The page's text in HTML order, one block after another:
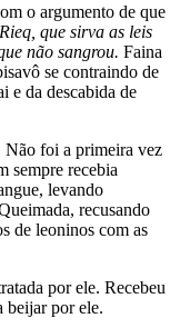
o argumento de que
que sirva as leis
não sangrou. Faina
se contraindo de
e da descabida de
Não foi a primeira vez
sempre recebia
levando
recusando
de leoninos com as
por ele. Recebeu
beijar por ele.